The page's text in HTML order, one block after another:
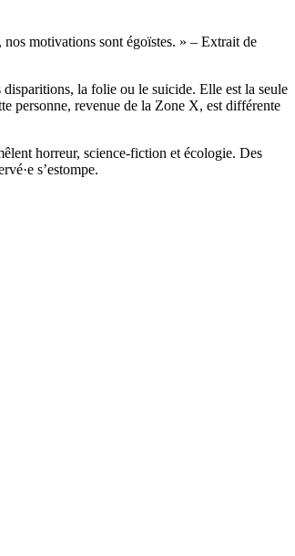
nos motivations sont égoïstes. » – Extrait de
la folie ou le suicide. Elle est la seule
personne, revenue de la Zone X, est différente
horreur, science-fiction et écologie. Des
s’estompe.